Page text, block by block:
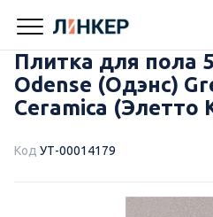
Плитка для пола
Odense (Одэнс)
Ceramica (Элетто
Код УТ-00014179